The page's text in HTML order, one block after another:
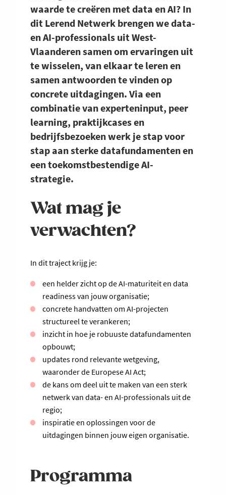
waarde te creëren met data en AI? In
dit Lerend Netwerk brengen we data-
en AI-professionals uit West-
Vlaanderen samen om ervaringen uit
te wisselen, van elkaar te leren en
samen antwoorden te vinden op
concrete uitdagingen. Via een
combinatie van experteninput, peer
learning, praktijkcases en
bedrijfsbezoeken werk je stap voor
stap aan sterke datafundamenten en
een toekomstbestendige AI-
strategie.
Wat mag je
verwachten?
In dit traject krijg je:
een helder zicht op de AI-maturiteit en data
readiness van jouw organisatie;
concrete handvatten om AI-projecten
structureel te verankeren;
inzicht in hoe je robuuste datafundamenten
opbouwt;
updates rond relevante wetgeving,
waaronder de Europese AI Act;
de kans om deel uit te maken van een sterk
netwerk van data- en AI-professionals uit de
regio;
inspiratie en oplossingen voor de
uitdagingen binnen jouw eigen organisatie.
Programma